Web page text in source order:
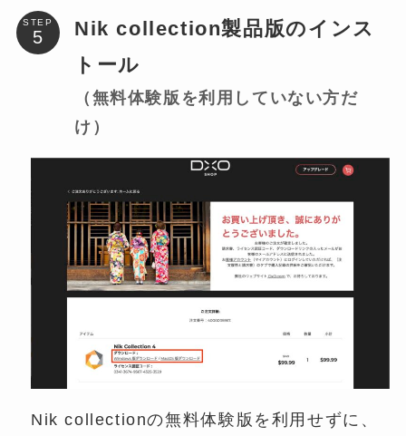
STEP
Nik collection製品版のインス
トール
（無料体験版を利用していない方だ
け）
Nik collectionの無料体験版を利用せずに、